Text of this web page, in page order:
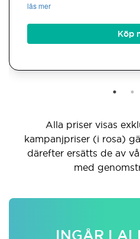
läs mer
Köp
Alla priser visas
kampanjpriser (i rosa)
därefter ersätts de av
med
INGÅR I